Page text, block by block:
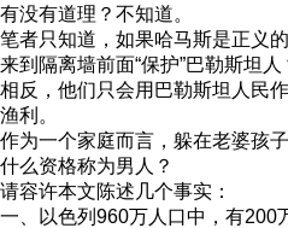
有没有道理？不知道。
笔者只知道，如果哈马斯是正义
来到隔离墙前面“保护”巴勒斯坦人
相反，他们只会用巴勒斯坦人民
渔利。
作为一个家庭而言，躲在老婆孩
什么资格称为男人？
请容许本文陈述几个事实：
一、以色列960万人口中，有200